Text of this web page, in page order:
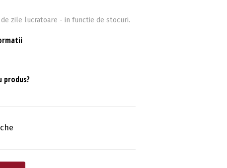
zile lucratoare - in functie de stocuri.